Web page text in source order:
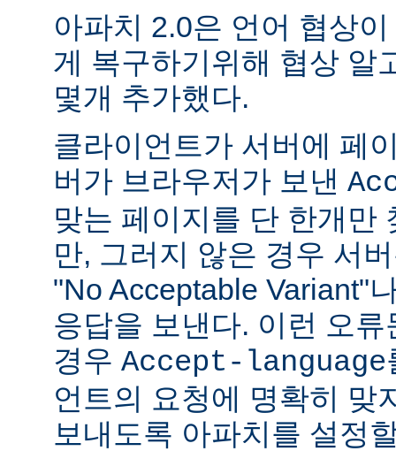
아파치 2.0은 언어 협상
게 복구하기위해 협상 알
몇개 추가했다.
클라이언트가 서버에 페
버가 브라우저가 보낸
맞는 페이지를 단 한개만
만, 그러지 않은 경우 서
"No Acceptable Variant"
응답을 보낸다. 이런 오
경우 Accept-language
언트의 요청에 명확히 맞
보내도록 아파치를 설정